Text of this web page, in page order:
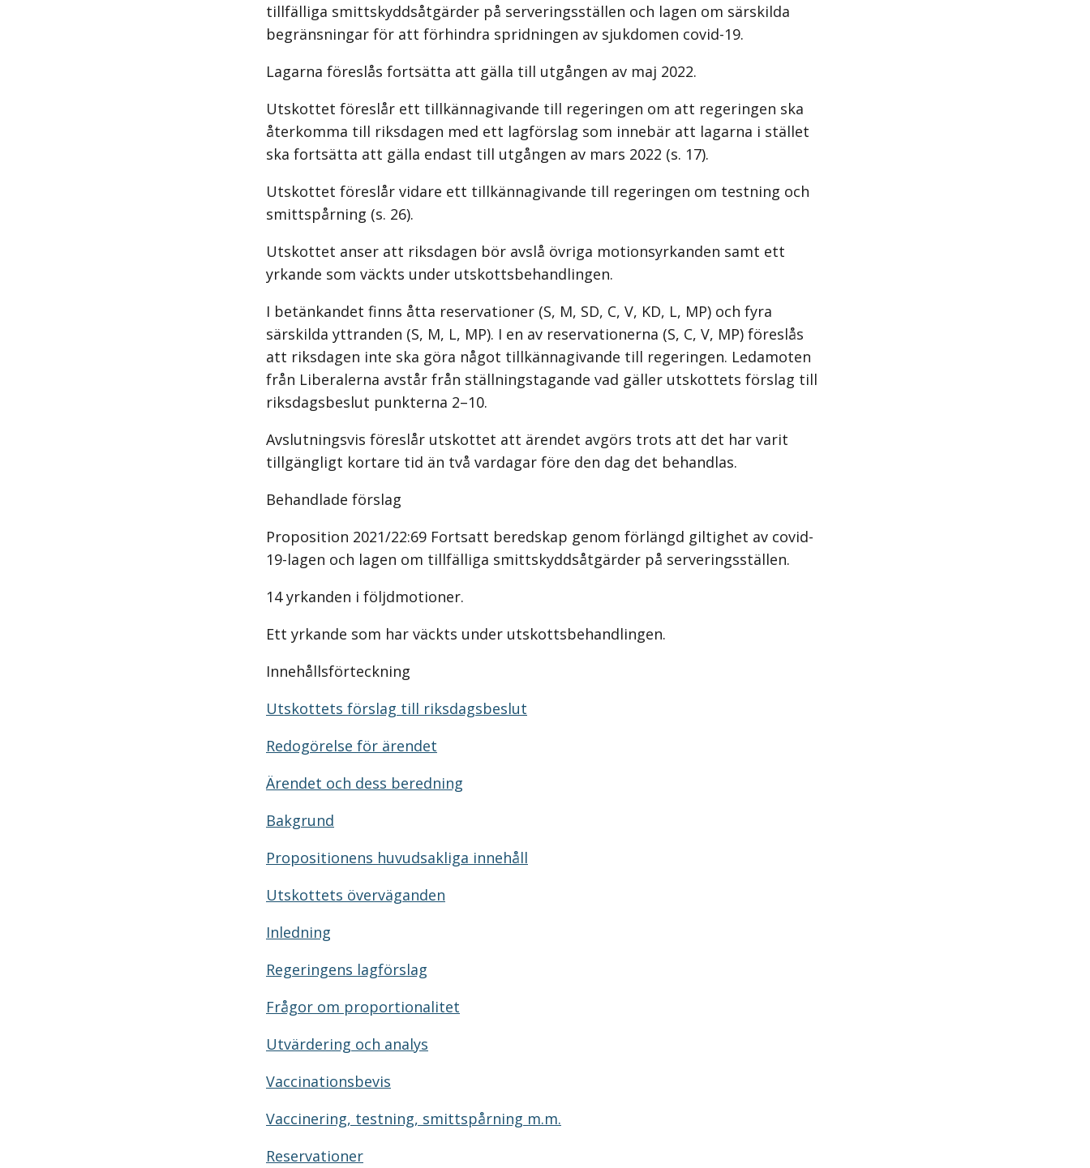
tillfälliga smittskyddsåtgärder på serveringsställen och lagen om särskilda
begränsningar för att förhindra spridningen av sjukdomen covid-19.
Lagarna föreslås fortsätta att gälla till utgången av maj 2022.
Utskottet föreslår ett tillkännagivande till regeringen om att regeringen ska
återkomma till riksdagen med ett lagförslag som innebär att lagarna i stället
ska fortsätta att gälla endast till utgången av mars 2022 (s. 17).
Utskottet föreslår vidare ett tillkännagivande till regeringen om testning och
smittspårning (s. 26).
Utskottet anser att riksdagen bör avslå övriga motionsyrkanden samt ett
yrkande som väckts under utskottsbehandlingen.
I betänkandet finns åtta reservationer (S, M, SD, C, V, KD, L, MP) och fyra
särskilda yttranden (S, M, L, MP). I en av reservationerna (S, C, V, MP) föreslås
att riksdagen inte ska göra något tillkännagivande till regeringen. Ledamoten
från Liberalerna avstår från ställningstagande vad gäller utskottets förslag till
riksdagsbeslut punkterna 2–10.
Avslutningsvis föreslår utskottet att ärendet avgörs trots att det har varit
tillgängligt kortare tid än två vardagar före den dag det behandlas.
Behandlade förslag
Proposition 2021/22:69 Fortsatt beredskap genom förlängd giltighet av covid-
19-lagen och lagen om tillfälliga smittskyddsåtgärder på serveringsställen.
14 yrkanden i följdmotioner.
Ett yrkande som har väckts under utskottsbehandlingen.
Innehållsförteckning
Utskottets förslag till riksdagsbeslut
Redogörelse för ärendet
Ärendet och dess beredning
Bakgrund
Propositionens huvudsakliga innehåll
Utskottets överväganden
Inledning
Regeringens lagförslag
Frågor om proportionalitet
Utvärdering och analys
Vaccinationsbevis
Vaccinering, testning, smittspårning m.m.
Reservationer